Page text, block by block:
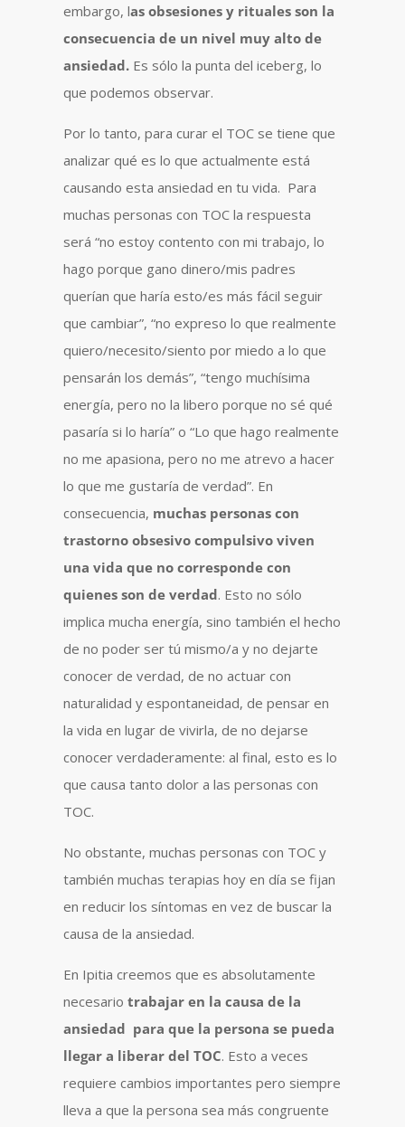
embargo, las obsesiones y rituales son la
consecuencia de un nivel muy alto de
ansiedad. Es sólo la punta del iceberg, lo
que podemos observar.
Por lo tanto, para curar el TOC se tiene que
analizar qué es lo que actualmente está
causando esta ansiedad en tu vida. Para
muchas personas con TOC la respuesta
será “no estoy contento con mi trabajo, lo
hago porque gano dinero/mis padres
querían que haría esto/es más fácil seguir
que cambiar”, “no expreso lo que realmente
quiero/necesito/siento por miedo a lo que
pensarán los demás”, “tengo muchísima
energía, pero no la libero porque no sé qué
pasaría si lo haría” o “Lo que hago realmente
no me apasiona, pero no me atrevo a hacer
lo que me gustaría de verdad”. En
consecuencia, muchas personas con
trastorno obsesivo compulsivo viven
una vida que no corresponde con
quienes son de verdad. Esto no sólo
implica mucha energía, sino también el hecho
de no poder ser tú mismo/a y no dejarte
conocer de verdad, de no actuar con
naturalidad y espontaneidad, de pensar en
la vida en lugar de vivirla, de no dejarse
conocer verdaderamente: al final, esto es lo
que causa tanto dolor a las personas con
TOC.
No obstante, muchas personas con TOC y
también muchas terapias hoy en día se fijan
en reducir los síntomas en vez de buscar la
causa de la ansiedad.
En Ipitia creemos que es absolutamente
necesario trabajar en la causa de la
ansiedad para que la persona se pueda
llegar a liberar del TOC. Esto a veces
requiere cambios importantes pero siempre
lleva a que la persona sea más congruente